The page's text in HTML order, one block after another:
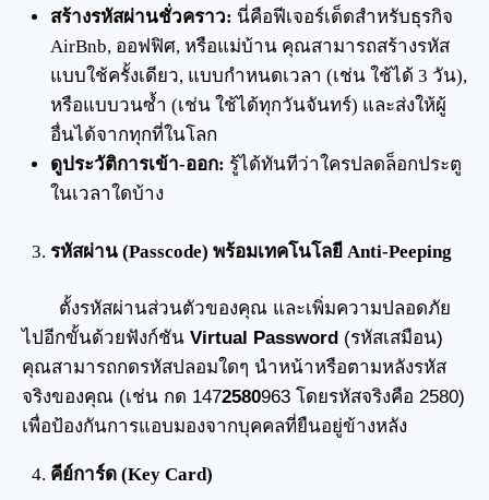
สร้างรหัสผ่านชั่วคราว: นี่คือฟีเจอร์เด็ดสำหรับธุรกิจ
AirBnb, ออฟฟิศ, หรือแม่บ้าน คุณสามารถสร้างรหัส
แบบใช้ครั้งเดียว, แบบกำหนดเวลา (เช่น ใช้ได้ 3 วัน),
หรือแบบวนซ้ำ (เช่น ใช้ได้ทุกวันจันทร์) และส่งให้ผู้
อื่นได้จากทุกที่ในโลก
ดูประวัติการเข้า-ออก: รู้ได้ทันทีว่าใครปลดล็อกประตู
ในเวลาใดบ้าง
รหัสผ่าน (Passcode) พร้อมเทคโนโลยี Anti-Peeping
ตั้งรหัสผ่านส่วนตัวของคุณ และเพิ่มความปลอดภัย
ไปอีกขั้นด้วยฟังก์ชัน Virtual Password (รหัสเสมือน)
คุณสามารถกดรหัสปลอมใดๆ นำหน้าหรือตามหลังรหัส
จริงของคุณ (เช่น กด 1472580963 โดยรหัสจริงคือ 2580)
เพื่อป้องกันการแอบมองจากบุคคลที่ยืนอยู่ข้างหลัง
คีย์การ์ด (Key Card)